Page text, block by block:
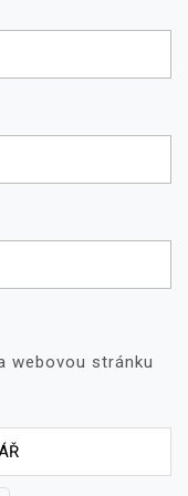
webovou stránku